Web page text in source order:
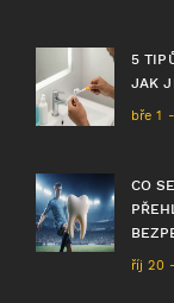
5
JAK
bře 1
CO
říj 20